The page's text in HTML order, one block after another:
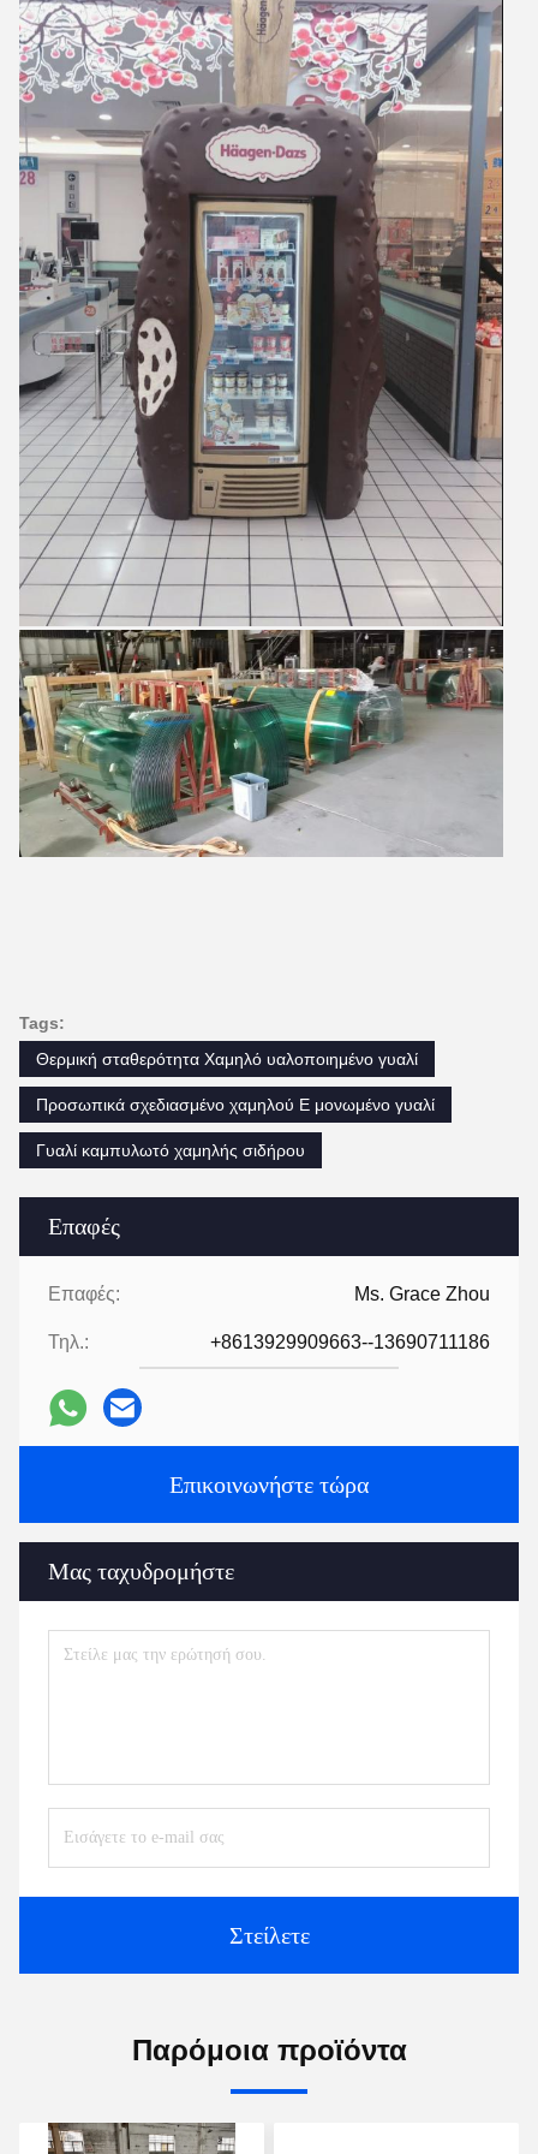
Επαφές
Επαφές: Ms. Grace Zhou
Τηλ.: +8613929909663--13690711186
Επικοινωνήστε τώρα
Μας ταχυδρομήστε
Στείλετε
Tags:
Θερμική σταθερότητα Χαμηλό υαλοποιημένο γυαλί
Προσωπικά σχεδιασμένο χαμηλού E μονωμένο γυαλί
Γυαλί καμπυλωτό χαμηλής σιδήρου
Παρόμοια προϊόντα